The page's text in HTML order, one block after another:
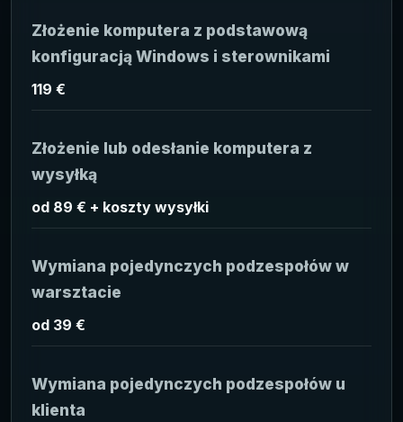
Złożenie komputera z podstawową
konfiguracją Windows i sterownikami
119 €
Złożenie lub odesłanie komputera z
wysyłką
od 89 € + koszty wysyłki
Wymiana pojedynczych podzespołów w
warsztacie
od 39 €
Wymiana pojedynczych podzespołów u
klienta